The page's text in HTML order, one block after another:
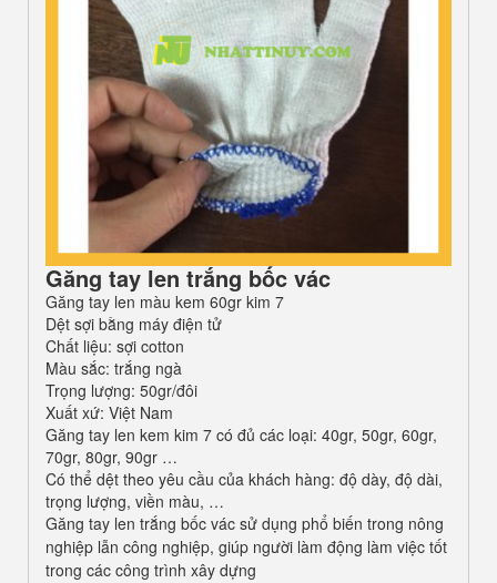
Găng tay len trắng bốc vác
Găng tay len màu kem 60gr kim 7
Dệt sợi bằng máy điện tử
Chất liệu: sợi cotton
Màu sắc: trắng ngà
Trọng lượng: 50gr/đôi
Xuất xứ: Việt Nam
Găng tay len kem kim 7 có đủ các loại: 40gr, 50gr, 60gr,
70gr, 80gr, 90gr …
Có thể dệt theo yêu cầu của khách hàng: độ dày, độ dài,
trọng lượng, viền màu, …
Găng tay len trắng bốc vác sử dụng phổ biến trong nông
nghiệp lẫn công nghiệp, giúp người làm động làm việc tốt
trong các công trình xây dựng